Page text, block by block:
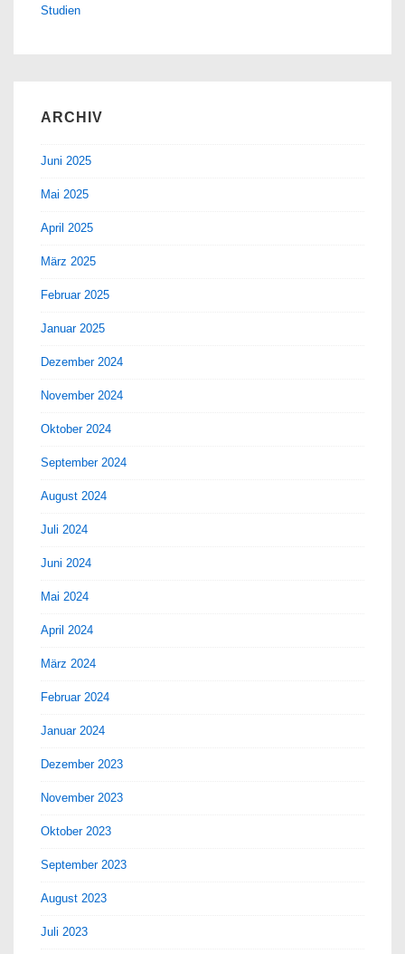
Studien
ARCHIV
Juni 2025
Mai 2025
April 2025
März 2025
Februar 2025
Januar 2025
Dezember 2024
November 2024
Oktober 2024
September 2024
August 2024
Juli 2024
Juni 2024
Mai 2024
April 2024
März 2024
Februar 2024
Januar 2024
Dezember 2023
November 2023
Oktober 2023
September 2023
August 2023
Juli 2023